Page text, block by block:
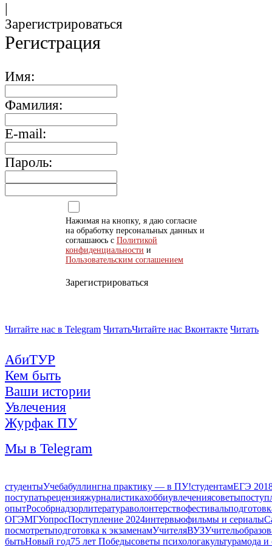
|
Зарегистрироваться
Регистрация
Имя:
Фамилия:
E-mail:
Пароль:
Нажимая на кнопку, я даю согласие
на обработку персональных данных и
соглашаюсь с Политикой
конфиденциальности и
Пользовательским соглашением
Зарегистрироваться
Читайте нас в Telegram ЧитатьЧитайте нас Вконтакте Читать
АбиТУР
Кем быть
Ваши истории
Увлечения
Журфак ПУ
Мы в Telegram
студентыУчебабуллингна практику — в ПУ!студентамЕГЭ
поступатьрецензияжурналистикахоббиувлечениясоветы
опытРособрнадзорлитератураволонтерствофестиваль
ОГЭМГУопросПоступление 2024интервьюфильмы и сериалы
посмотретьподготовка к экзаменамУчителяВУЗУчитель
бытьНовый год75 лет Победысоветы психологакультурамода и